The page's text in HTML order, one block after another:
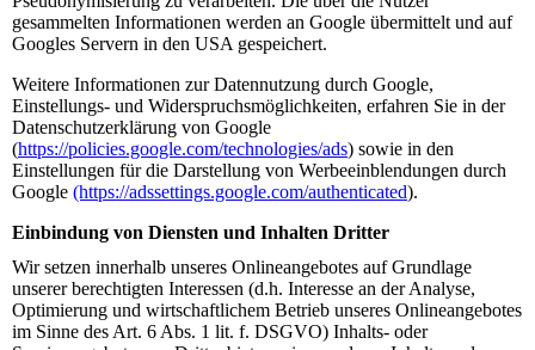
gesammelten Informationen werden an Google übermittelt und auf
Googles Servern in den USA gespeichert.
Weitere Informationen zur Datennutzung durch Google,
Einstellungs- und Widerspruchsmöglichkeiten, erfahren Sie in der
Datenschutzerklärung von Google
(https://policies.google.com/technologies/ads) sowie in den
Einstellungen für die Darstellung von Werbeeinblendungen durch
Google (https://adssettings.google.com/authenticated).
Einbindung von Diensten und Inhalten Dritter
Wir setzen innerhalb unseres Onlineangebotes auf Grundlage
unserer berechtigten Interessen (d.h. Interesse an der Analyse,
Optimierung und wirtschaftlichem Betrieb unseres Onlineangebotes
im Sinne des Art. 6 Abs. 1 lit. f. DSGVO) Inhalts- oder